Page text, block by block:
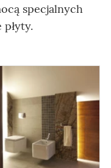
specjalnych